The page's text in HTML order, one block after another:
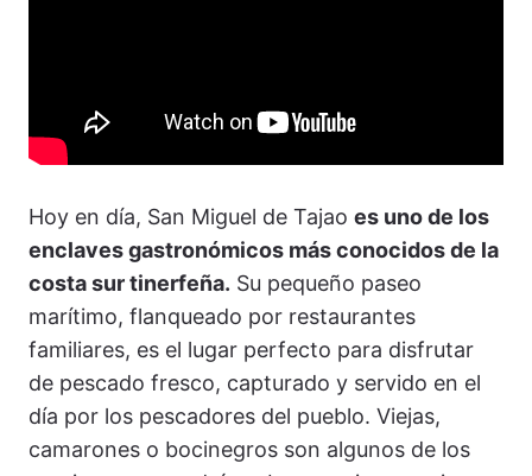
Hoy en día, San Miguel de Tajao es uno de los
enclaves gastronómicos más conocidos de la
costa sur tinerfeña. Su pequeño paseo
marítimo, flanqueado por restaurantes
familiares, es el lugar perfecto para disfrutar
de pescado fresco, capturado y servido en el
día por los pescadores del pueblo. Viejas,
camarones o bocinegros son algunos de los